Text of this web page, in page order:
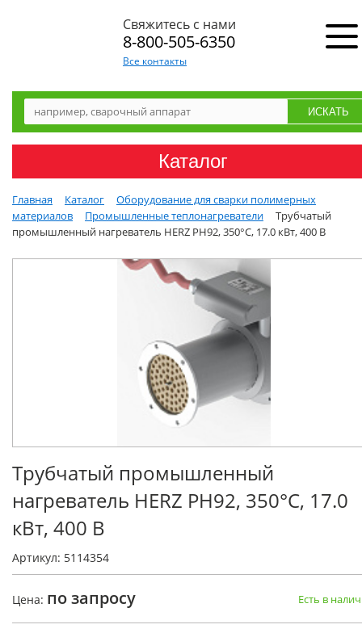
Свяжитесь с нами
8-800-505-6350
Все контакты
Каталог
Главная Каталог
Оборудование для сварки полимерных
материалов
Промышленные теплонагреватели
Трубчатый
промышленный нагреватель HERZ PH92, 350°C, 17.0 кВт, 400 В
Трубчатый промышленный
нагреватель HERZ PH92, 350°C, 17.0
кВт, 400 В
Артикул: 5114354
Цена: по запросу Есть в